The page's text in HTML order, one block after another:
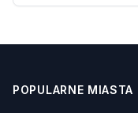
POPULARNE MIASTA